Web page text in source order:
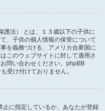
護法） とは、１３歳以下の子供に
、子供の個人情報の保管について
を義務づける、アメリカ合衆国に
このウェブサイトに対して適用さ
問い合わせください。phpBB
受け付けておりません。
に指定しているか、あなたが登録